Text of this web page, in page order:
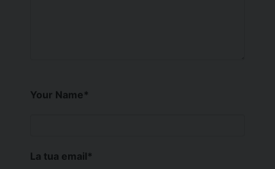
Your Name*
La tua email*